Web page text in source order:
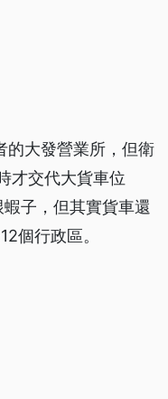
的大發營業所，但衛
才交代大貨車位
子，但其實貨車還
個行政區。